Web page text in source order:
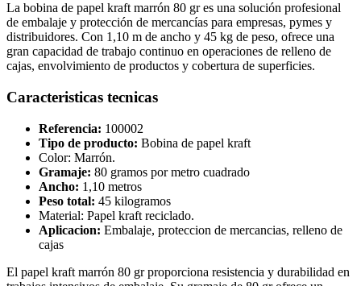
La bobina de papel kraft marrón 80 gr es una solución profesional
de embalaje y protección de mercancías para empresas, pymes y
distribuidores. Con 1,10 m de ancho y 45 kg de peso, ofrece una
gran capacidad de trabajo continuo en operaciones de relleno de
cajas, envolvimiento de productos y cobertura de superficies.
Caracteristicas tecnicas
Referencia: 100002
Tipo de producto: Bobina de papel kraft
Color: Marrón.
Gramaje: 80 gramos por metro cuadrado
Ancho: 1,10 metros
Peso total: 45 kilogramos
Material: Papel kraft reciclado.
Aplicacion: Embalaje, proteccion de mercancias, relleno de
cajas
El papel kraft marrón 80 gr proporciona resistencia y durabilidad en